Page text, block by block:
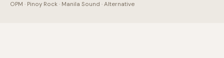
OPM · Pinoy Rock · Manila Sound · Alternative